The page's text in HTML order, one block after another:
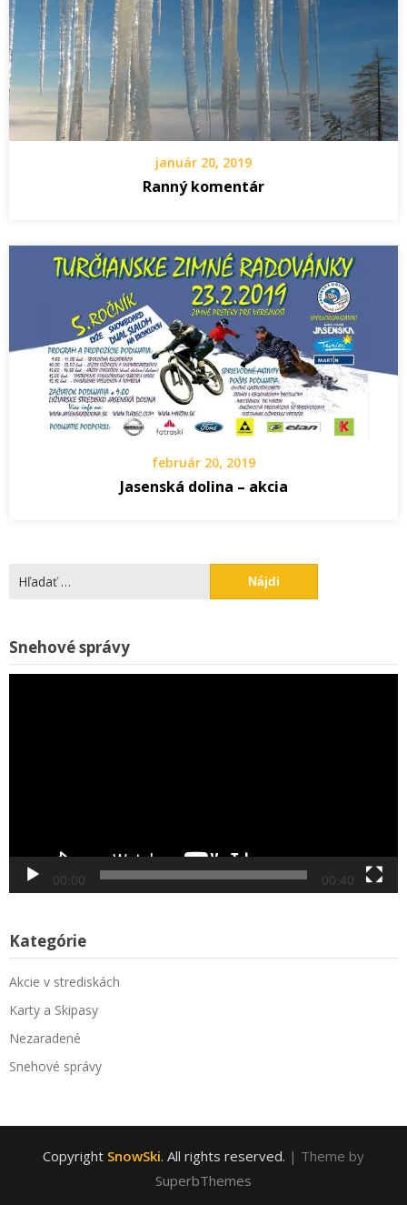
január 20, 2019
Ranný komentár
február 20, 2019
Jasenská dolina – akcia
Hľadať:
Snehové správy
00:00 00:40
Kategórie
Akcie v strediskách
Karty a Skipasy
Nezaradené
Snehové správy
Copyright SnowSki. All rights reserved. | Theme by
SuperbThemes